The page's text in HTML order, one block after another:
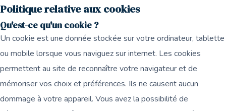
Politique relative aux cookies
Qu'est-ce qu'un cookie ?
Un cookie est une donnée stockée sur votre ordinateur, tablette
ou mobile lorsque vous naviguez sur internet. Les cookies
permettent au site de reconnaître votre navigateur et de
mémoriser vos choix et préférences. Ils ne causent aucun
dommage à votre appareil. Vous avez la possibilité de